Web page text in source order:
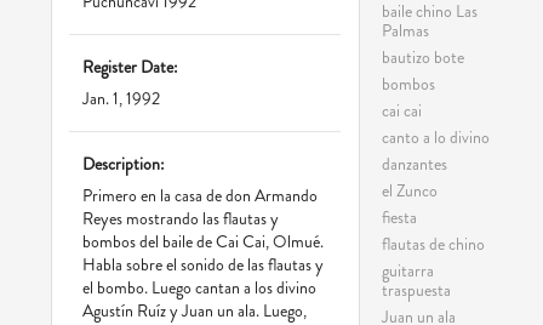
Register Date:
Jan. 1, 1992
Description:
Primero en la casa de don Armando
Reyes mostrando las flautas y
bombos del baile de Cai Cai, Olmué.
Habla sobre el sonido de las flautas y
el bombo. Luego cantan a los divino
Agustín Ruíz y Juan un ala. Luego,
baile chino Las
Palmas
bautizo bote
bombos
cai cai
canto a lo divino
danzantes
el Zunco
fiesta
flautas de chino
guitarra
traspuesta
Juan un ala